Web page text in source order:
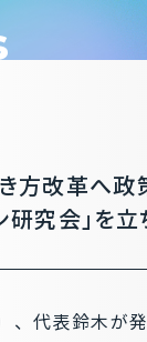
方改革へ政
研究会」を
、代表鈴木が